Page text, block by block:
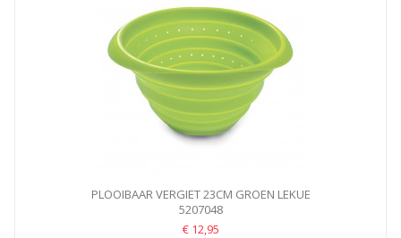
PLOOIBAAR VERGIET 23CM GROEN LEKUE
5207048
€ 12,95